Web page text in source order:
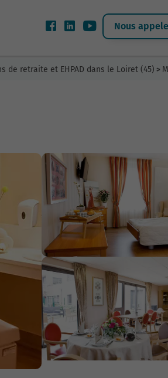
Nous
de retraite et EHPAD dans le Loiret (45) >